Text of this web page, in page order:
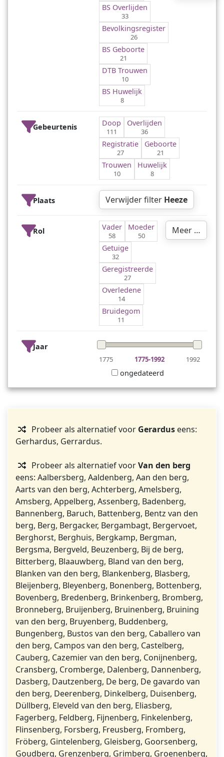
BS Overlijden
33
Bevolkingsregister
26
BS Geboorte
21
DTB Trouwen
10
BS Huwelijk
8
Gebeurtenis Doop
111
Overlijden
36
Registratie
27
Geboorte
21
Trouwen
10
Huwelijk
8
Plaats Verwijder filter Heeze
Rol Vader
58
Moeder
50
Getuige
32
Geregistreerde
27
Overledene
14
Bruidegom
11
Meer …
Jaar
1775 1992
1775-1992
ongedateerd
Probeer als alternatief voor Gerarduseens:
Gerhardus, Gerrardus.
Probeer als alternatief voorVan den berg
eens: Aalbersberg, Aaldenberg, Aan den berg,
Aarts van den berg, Achterberg, Amelsberg,
Amsberg, Appelberg, Assenberg, Badenberg,
Bannenberg, Baruch, Battenberg, Bentz van den
berg, Berg, Bergacker, Bergambagt, Bergervoet,
Berghorst, Berghuis, Bergkamp, Bergman,
Bergsma, Bergveld, Beuzenberg, Bij de berg,
Bitterberg, Blaauwberg, Bland van den berg,
Blanken van den berg, Blankenberg, Blasberg,
Bleijenberg, Bleyenberg, Bonenberg, Bottenberg,
Bovenberg, Bredenberg, Brinkenberg, Bromberg,
Bronneberg, Bruijenberg, Bruinenberg, Bruining
van den berg, Bruyenberg, Buddenberg,
Bungenberg, Bustos van den berg, Caballero van
den berg, Campos van den berg, Castelberg,
Cauberg, Cazemier van den berg, Conijnenberg,
Cransberg, Cromberge, Dalenberg, Dannenberg,
Dasberg, Dautzenberg, De berg, De gavardo van
den berg, Deerenberg, Dinkelberg, Duisenberg,
Düllberg, Eleveld van den berg, Eliasberg,
Fagerberg, Feldberg, Fijnenberg, Finkelenberg,
Flinsenberg, Forsberg, Freusberg, Fromberg,
Fröberg, Gintelenberg, Gleisberg, Goorsenberg,
Goudberg, Grenzenberg, Grimberg, Groenenberg,